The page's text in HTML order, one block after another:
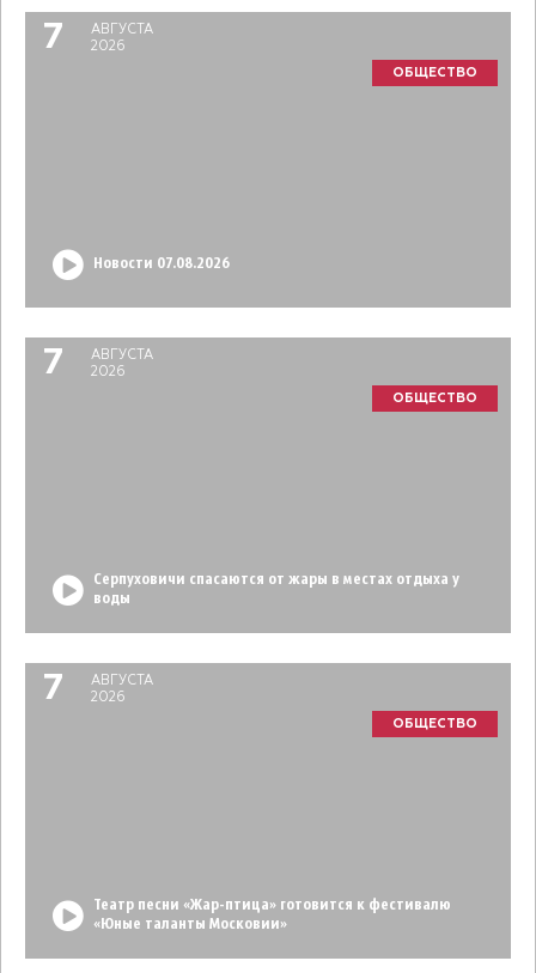
7
АВГУСТА
2026
ОБЩЕСТВО
Новости 07.08.2026
7
АВГУСТА
2026
ОБЩЕСТВО
Серпуховичи спасаются от жары в местах отдыха у
воды
7
АВГУСТА
2026
ОБЩЕСТВО
Театр песни «Жар-птица» готовится к фестивалю
«Юные таланты Московии»